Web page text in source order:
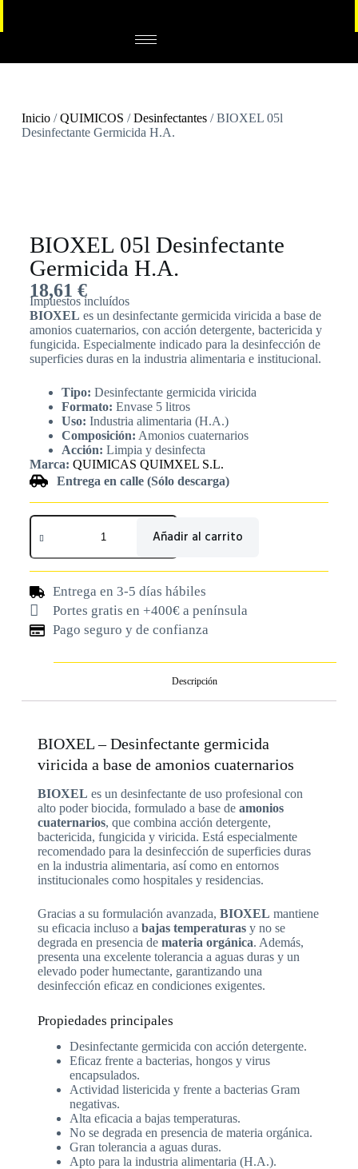
Inicio/QUIMICOS /Desinfectantes/ BIOXEL 05l
Desinfectante Germicida H.A.
BIOXEL 05l Desinfectante
Germicida H.A.
18,61 €
Impuestos incluídos
BIOXEL es un desinfectante germicida viricida a base de
amonios cuaternarios, con acción detergente, bactericida y
fungicida. Especialmente indicado para la desinfección de
superficies duras en la industria alimentaria e institucional.
Tipo: Desinfectante germicida viricida
Formato: Envase 5 litros
Uso: Industria alimentaria (H.A.)
Composición: Amonios cuaternarios
Acción: Limpia y desinfecta
Marca: QUIMICAS QUIMXEL S.L.
Entrega en calle (Sólo descarga)
Añadir al carrito
Entrega en 3-5 días hábiles
Portes gratis en +400€ a península
Pago seguro y de confianza
Descripción
BIOXEL – Desinfectante germicida
viricida a base de amonios cuaternarios
BIOXEL es un desinfectante de uso profesional con
alto poder biocida, formulado a base de amonios
cuaternarios, que combina acción detergente,
bactericida, fungicida y viricida. Está especialmente
recomendado para la desinfección de superficies duras
en la industria alimentaria, así como en entornos
institucionales como hospitales y residencias.
Gracias a su formulación avanzada, BIOXEL mantiene
su eficacia incluso a bajas temperaturasy no se
degrada en presencia de materia orgánica. Además,
presenta una excelente tolerancia a aguas duras y un
elevado poder humectante, garantizando una
desinfección eficaz en condiciones exigentes.
Propiedades principales
Desinfectante germicida con acción detergente.
Eficaz frente a bacterias, hongos y virus
encapsulados.
Actividad listericida y frente a bacterias Gram
negativas.
Alta eficacia a bajas temperaturas.
No se degrada en presencia de materia orgánica.
Gran tolerancia a aguas duras.
Apto para la industria alimentaria (H.A.).